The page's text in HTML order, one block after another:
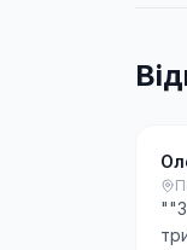
"